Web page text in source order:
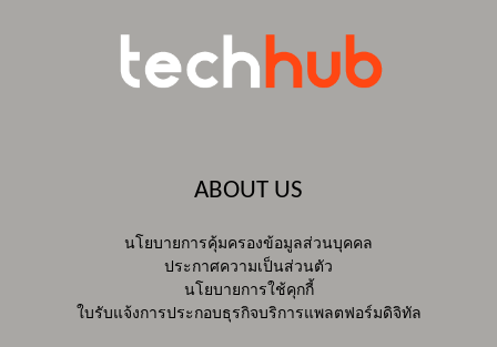
ABOUT US
นโยบายการคุ้มครองข้อมูลส่วนบุคคล
ประกาศความเป็นส่วนตัว
นโยบายการใช้คุกกี้
ใบรับแจ้งการประกอบธุรกิจบริการแพลตฟอร์มดิจิทัล